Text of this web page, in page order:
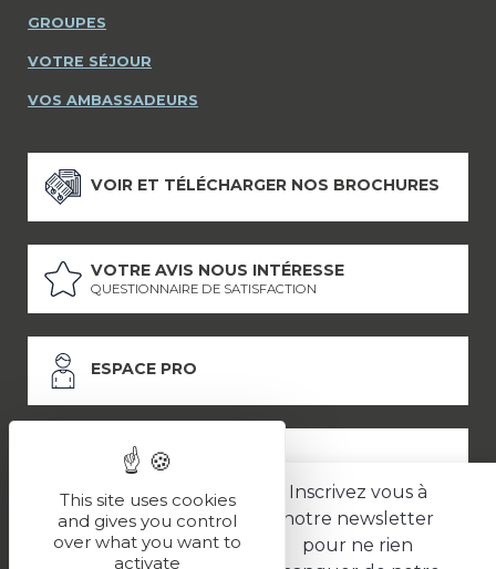
Inscrivez vous à
notre newsletter
pour ne rien
GROUPES
VOTRE SÉJOUR
VOS AMBASSADEURS
VOIR ET TÉLÉCHARGER NOS BROCHURES
VOTRE AVIS NOUS INTÉRESSE
QUESTIONNAIRE DE SATISFACTION
ESPACE PRO
ESPACE PRESSE
LES PARTENAIRES
This site uses cookies
and gives you control
over what you want to
activate